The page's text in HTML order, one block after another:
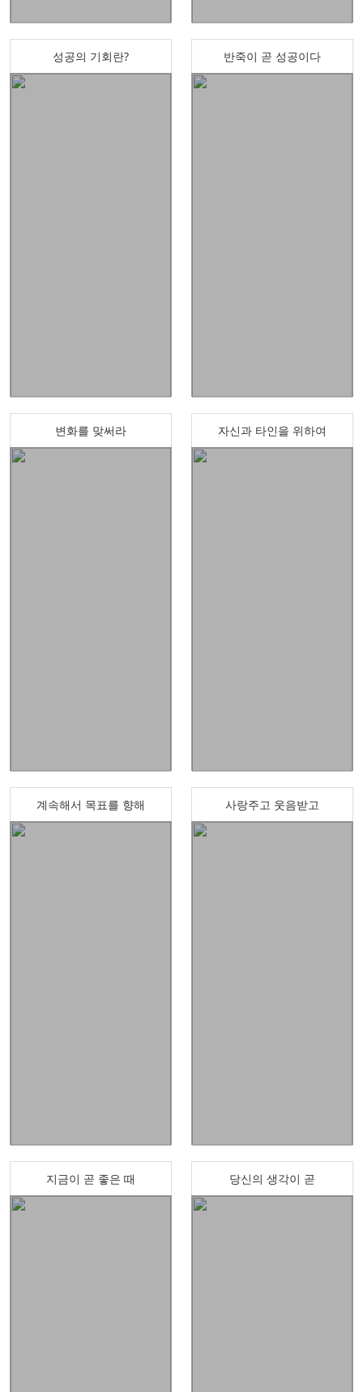
성공의 기회란? 반죽이 곧 성공이다
변화를 맞써라 자신과 타인을 위하여
계속해서 목표를 향해 사랑주고 웃음받고
지금이 곧 좋은 때 당신의 생각이 곧